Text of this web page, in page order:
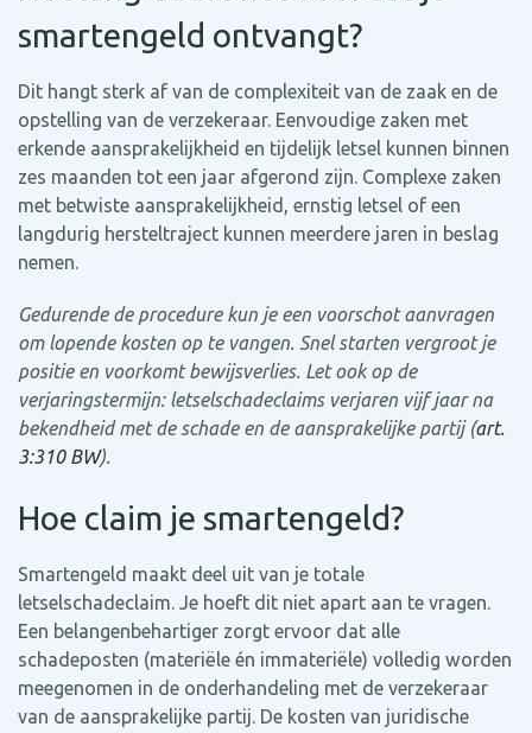
smartengeld ontvangt?
Dit hangt sterk af van de complexiteit van de zaak en de
opstelling van de verzekeraar. Eenvoudige zaken met
erkende aansprakelijkheid en tijdelijk letsel kunnen binnen
zes maanden tot een jaar afgerond zijn. Complexe zaken
met betwiste aansprakelijkheid, ernstig letsel of een
langdurig hersteltraject kunnen meerdere jaren in beslag
nemen.
Gedurende de procedure kun je een voorschot aanvragen
om lopende kosten op te vangen. Snel starten vergroot je
positie en voorkomt bewijsverlies. Let ook op de
verjaringstermijn: letselschadeclaims verjaren vijf jaar na
bekendheid met de schade en de aansprakelijke partij (art.
3:310 BW).
Hoe claim je smartengeld?
Smartengeld maakt deel uit van je totale
letselschadeclaim. Je hoeft dit niet apart aan te vragen.
Een belangenbehartiger zorgt ervoor dat alle
schadeposten (materiële én immateriële) volledig worden
meegenomen in de onderhandeling met de verzekeraar
van de aansprakelijke partij. De kosten van juridische